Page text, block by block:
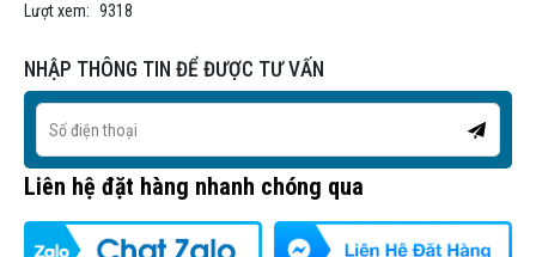
Lượt xem: 9318
NHẬP THÔNG TIN ĐỂ ĐƯỢC TƯ VẤN
Liên hệ đặt hàng nhanh chóng qua